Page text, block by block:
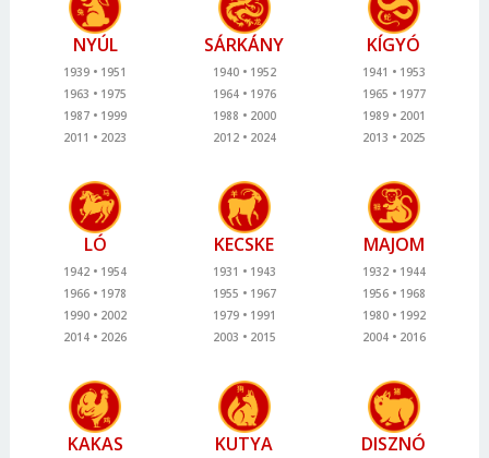
NYÚL
1939
1951
1963
1975
1987
1999
2011
2023
SÁRKÁNY
1940
1952
1964
1976
1988
2000
2012
2024
KÍGYÓ
1941
1953
1965
1977
1989
2001
2013
2025
LÓ
1942
1954
1966
1978
1990
2002
2014
2026
KECSKE
1931
1943
1955
1967
1979
1991
2003
2015
MAJOM
1932
1944
1956
1968
1980
1992
2004
2016
KAKAS KUTYA DISZNÓ